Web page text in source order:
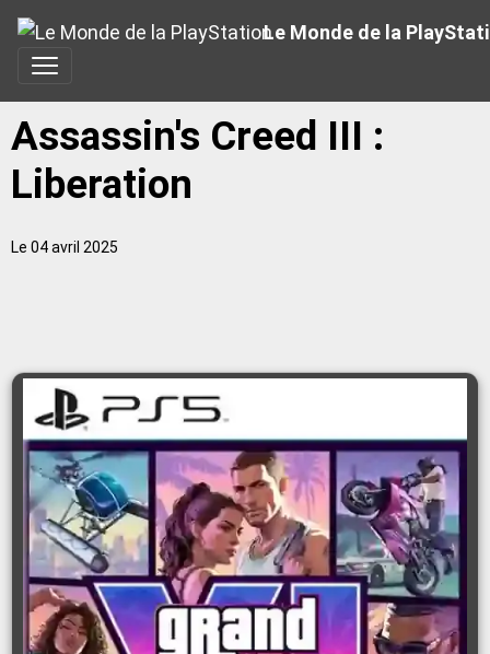
Le Monde de la
Assassin's Creed III :
Liberation
Le 04 avril 2025